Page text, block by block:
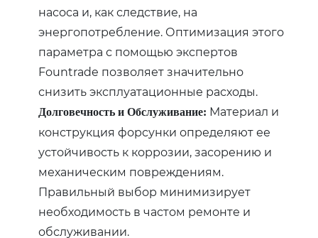
насоса и, как следствие, на
энергопотребление. Оптимизация этого
параметра с помощью экспертов
Fountrade позволяет значительно
снизить эксплуатационные расходы.
Долговечность и Обслуживание: Материал и
конструкция форсунки определяют ее
устойчивость к коррозии, засорению и
механическим повреждениям.
Правильный выбор минимизирует
необходимость в частом ремонте и
обслуживании.